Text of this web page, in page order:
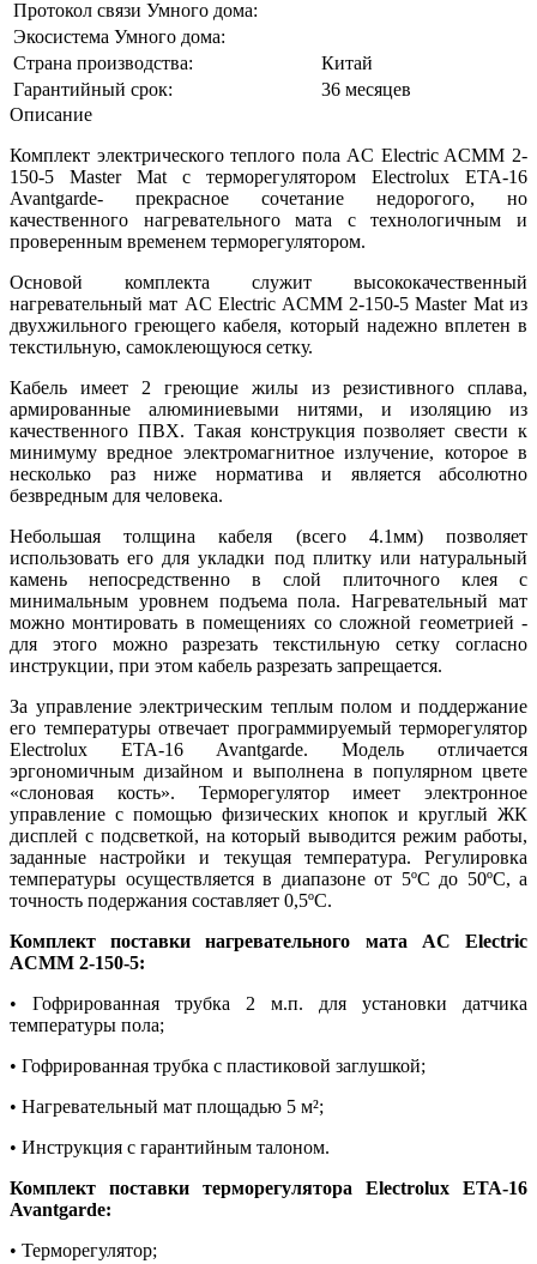
Протокол связи Умного дома:
Экосистема Умного дома:
Страна производства:
Китай
Гарантийный срок:
36 месяцев
Описание
Комплект электрического теплого пола AC Electric ACMM 2-
150-5 Master Mat с терморегулятором Electrolux ETA-16
Avantgarde- прекрасное сочетание недорогого, но
качественного нагревательного мата с технологичным и
проверенным временем терморегулятором.
Основой комплекта служит высококачественный
нагревательный мат AC Electric ACMM 2-150-5 Master Mat из
двухжильного греющего кабеля, который надежно вплетен в
текстильную, самоклеющуюся сетку.
Кабель имеет 2 греющие жилы из резистивного сплава,
армированные алюминиевыми нитями, и изоляцию из
качественного ПВХ. Такая конструкция позволяет свести к
минимуму вредное электромагнитное излучение, которое в
несколько раз ниже норматива и является абсолютно
безвредным для человека.
Небольшая толщина кабеля (всего 4.1мм) позволяет
использовать его для укладки под плитку или натуральный
камень непосредственно в слой плиточного клея с
минимальным уровнем подъема пола. Нагревательный мат
можно монтировать в помещениях со сложной геометрией -
для этого можно разрезать текстильную сетку согласно
инструкции, при этом кабель разрезать запрещается.
За управление электрическим теплым полом и поддержание
его температуры отвечает программируемый терморегулятор
Electrolux ETA-16 Avantgarde. Модель отличается
эргономичным дизайном и выполнена в популярном цвете
«слоновая кость». Терморегулятор имеет электронное
управление с помощью физических кнопок и круглый ЖК
дисплей с подсветкой, на который выводится режим работы,
заданные настройки и текущая температура. Регулировка
температуры осуществляется в диапазоне от 5ºС до 50ºС, а
точность подержания составляет 0,5ºС.
Комплект поставки нагревательного мата AC Electric
ACMM 2-150-5:
• Гофрированная трубка 2 м.п. для установки датчика
температуры пола;
• Гофрированная трубка с пластиковой заглушкой;
• Нагревательный мат площадью 5 м²;
• Инструкция с гарантийным талоном.
Комплект поставки терморегулятора Electrolux ETA-16
Avantgarde:
• Терморегулятор;